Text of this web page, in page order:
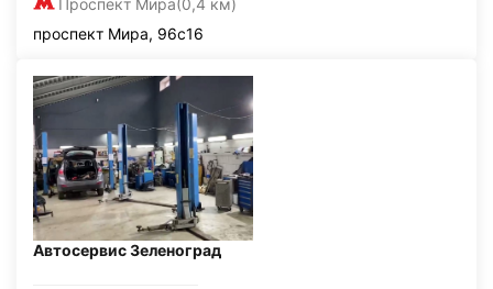
Проспект Мира(0,4 км)
проспект Мира, 96с16
Автосервис Зеленоград